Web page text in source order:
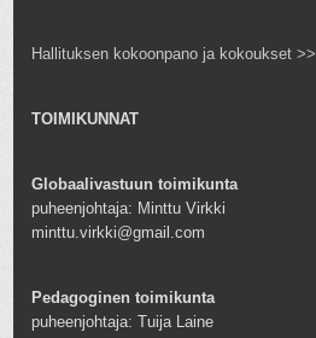
Hallituksen kokoonpano ja kokoukset >>
TOIMIKUNNAT
Globaalivastuun toimikunta
puheenjohtaja: Minttu Virkki
minttu.virkki@gmail.com
Pedagoginen toimikunta
puheenjohtaja: Tuija Laine